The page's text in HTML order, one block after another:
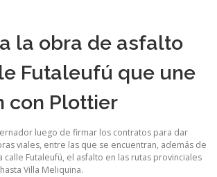
la obra de asfalto
Futaleufú que une
con Plottier
luego de firmar los contratos para dar
viales, entre las que se encuentran, además de
calle Futaleufú, el asfalto en las rutas provinciales
Villa Meliquina.